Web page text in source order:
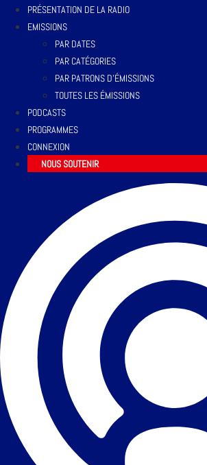
PRÉSENTATION DE LA RADIO
EMISSIONS
PAR DATES
PAR CATÉGORIES
PAR PATRONS D’ÉMISSIONS
TOUTES LES ÉMISSIONS
PODCASTS
PROGRAMMES
CONNEXION
NOUS SOUTENIR